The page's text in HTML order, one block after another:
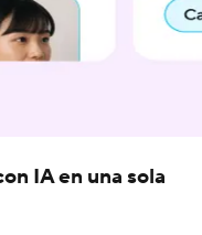
IA en una sola